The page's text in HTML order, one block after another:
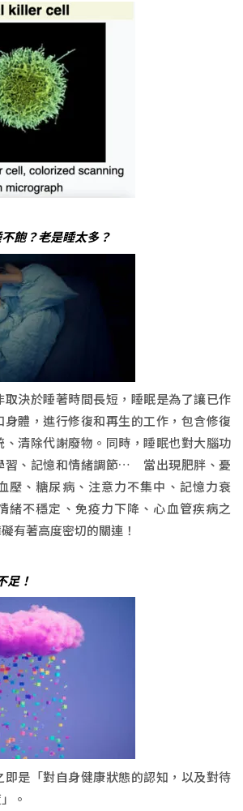
飽？老是睡太多？
決於睡著時間長短，睡眠是為了讓已作
身體，進行修復和再生的工作，包含修復
清除代謝廢物。同時，睡眠也對大腦功
習、記憶和情緒調節… 當出現肥胖、憂
壓、糖尿病、注意力不集中、記憶力衰
緒不穩定、免疫力下降、心血管疾病之
有著高度密切的關連！
足！
即是「對自身健康狀態的認知，以及對待
。